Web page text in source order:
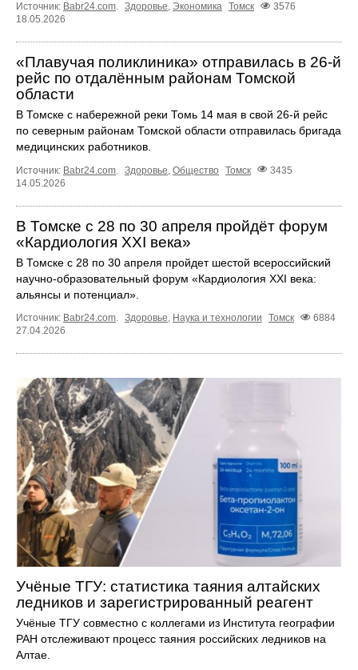
Источник: Babr24.com. Здоровье, Экономика Томск
3576
18.05.2026
«Плавучая поликлиника» отправилась в 26-й
рейс по отдалённым районам Томской
области
В Томске с набережной реки Томь 14 мая в свой 26-й рейс
по северным районам Томской области отправилась бригада
медицинских работников.
Источник: Babr24.com Здоровье Общество Томск
3435
14.05.2026
В Томске с 28 по 30 апреля пройдёт форум
«Кардиология XXI века»
В Томске с 28 по 30 апреля пройдет шестой всероссийский
научно-образовательный форум «Кардиология XXI века:
альянсы и потенциал».
Источник: Babr24.com Здоровье Наука и технологии Томск
6884
27.04.2026
Учёные ТГУ: статистика таяния алтайских
ледников и зарегистрированный реагент
Учёные ТГУ совместно с коллегами из Института географии
РАН отслеживают процесс таяния российских ледников на
Алтае.